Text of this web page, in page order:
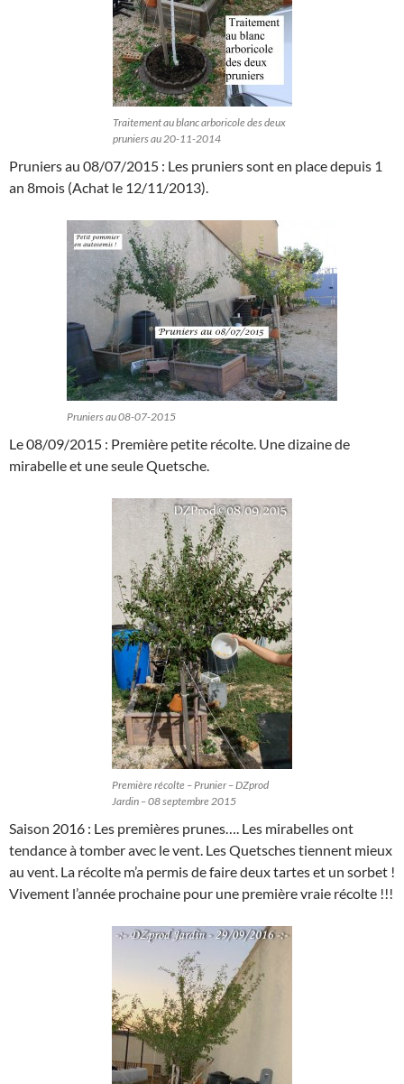
Traitement au blanc arboricole des deux
pruniers au 20-11-2014
Pruniers au 08/07/2015 : Les pruniers sont en place depuis 1
an 8mois (Achat le 12/11/2013).
Pruniers au 08-07-2015
Le 08/09/2015 : Première petite récolte. Une dizaine de
mirabelle et une seule Quetsche.
Première récolte – Prunier – DZprod
Jardin – 08 septembre 2015
Saison 2016 : Les premières prunes…. Les mirabelles ont
tendance à tomber avec le vent. Les Quetsches tiennent mieux
au vent. La récolte m’a permis de faire deux tartes et un sorbet !
Vivement l’année prochaine pour une première vraie récolte !!!